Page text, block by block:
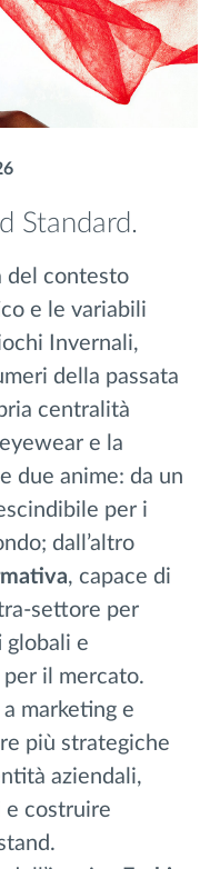
Standard.
del contesto
e le variabili
Invernali,
della passata
centralità
e la
due anime: da un
per i
dall’altro
, capace di
settore per
globali e
il mercato.
marketing e
più strategiche
aziendali,
costruire